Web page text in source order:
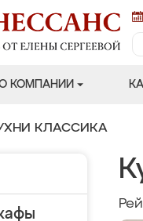
КОМПАНИИ
КЛАССИКА